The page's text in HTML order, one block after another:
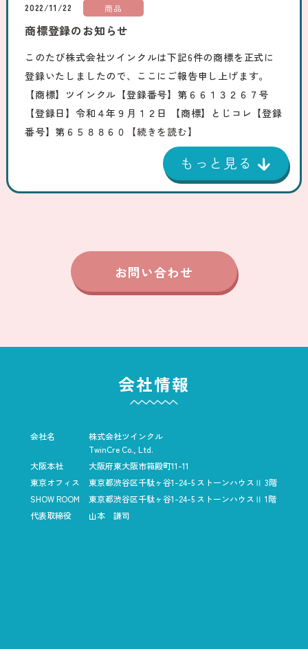
2022/11/22 商品
商標登録のお知らせ
このたび株式会社ツインクルは下記6件の商標を正式に
登録いたしましたので、ここにご報告申し上げます。
【商標】ツインクル【登録番号】第６６１３２６７号
【登録日】令和４年９月１２日 【商標】とじコレ【登録
番号】第６５８８６０
【続きを読む】
お問い合わせ
会社情報
会社名
株式会社ツインクル
TwinCre Co., Ltd.
大阪本社
大阪府東大阪市箱殿町11-11
東京オフィス
東京都渋谷区千駄ヶ谷1-24-5 ストーンハウスⅡ 3階
SHOW ROOM
東京都渋谷区千駄ヶ谷1-24-5 ストーンハウスⅡ 1階
代表取締役
山本 謙司